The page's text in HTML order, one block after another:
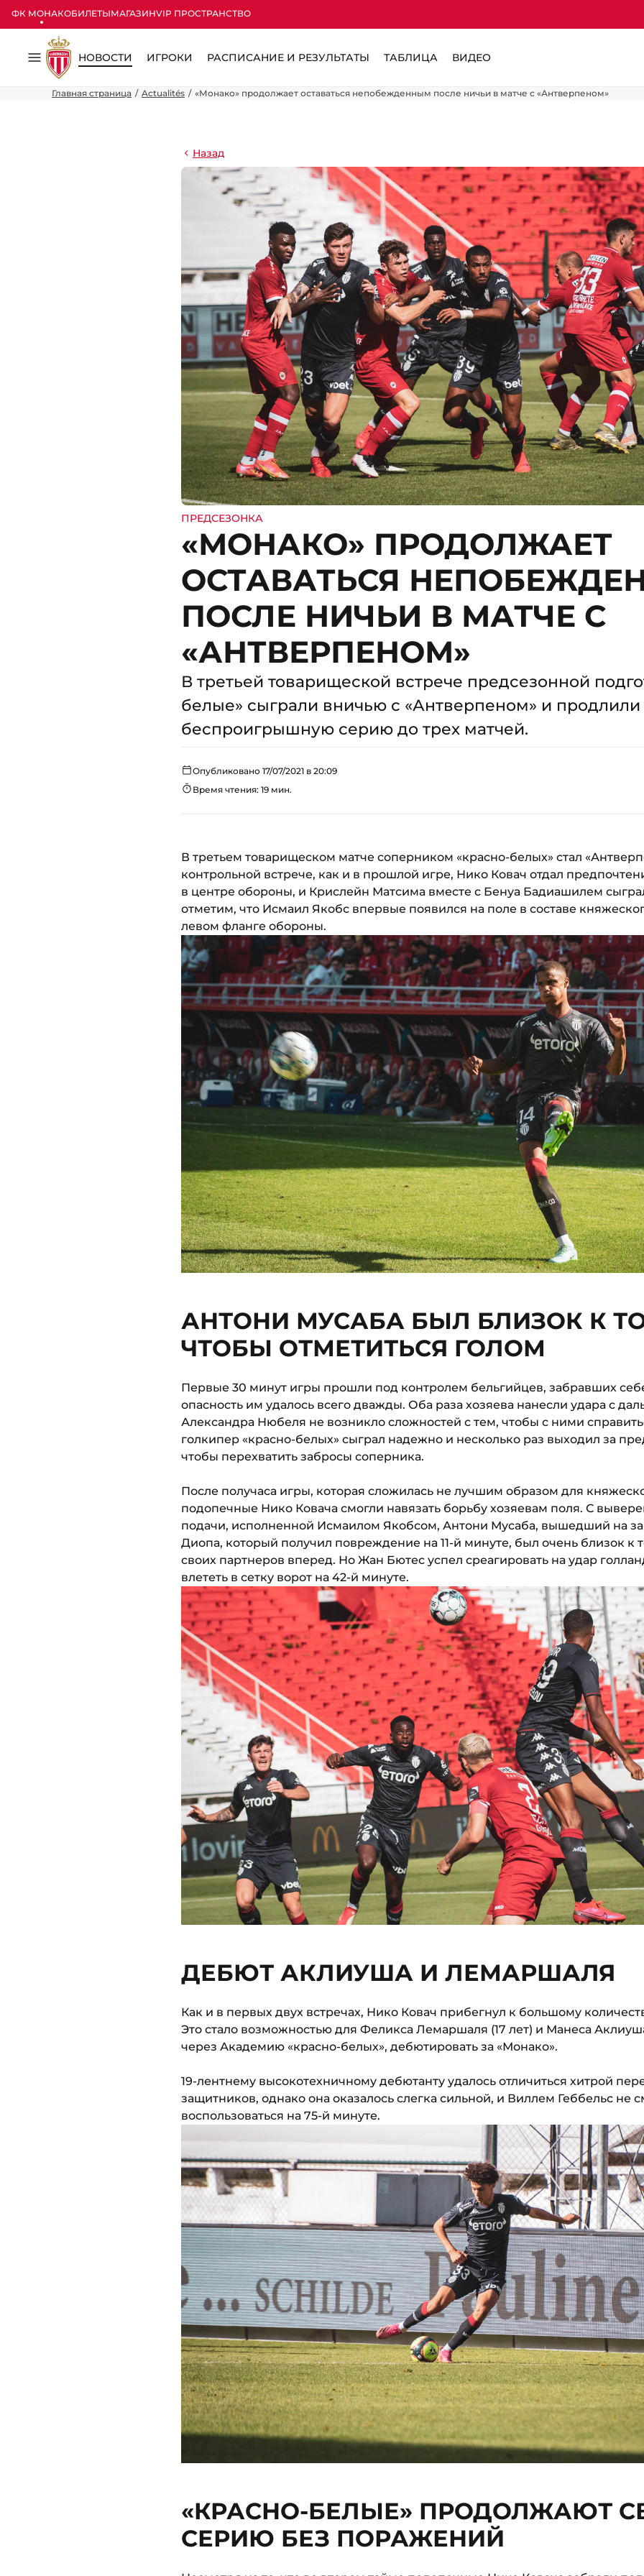
ФК МОНАКОБИЛЕТЫМАГАЗИНVIP ПРОСТРАНСТВО
Меню
НОВОСТИ ИГРОКИ РАСПИСАНИЕ И РЕЗУЛЬТАТЫ ТАБЛИЦА ВИДЕО
Главная страница Actualités «Монако» продолжает оставаться непобежденным после ничьи в матче с «Антверпеном»
Назад
ПРЕДСЕЗОНКА
«МОНАКО» ПРОДОЛЖАЕТ
ОСТАВАТЬСЯ
ПОСЛЕ НИЧЬИ В МАТЧЕ С
«АНТВЕРПЕНОМ»
В третьей товарищеской встрече предсезонной
белые» сыграли вничью с «Антверпеном» и
беспроигрышную серию до трех матчей.
Опубликовано 17/07/2021 в 20:09
Время чтения: 19 мин.
В третьем товарищеском матче соперником «красно-белых» стал
контрольной встрече, как и в прошлой игре, Нико Ковач отдал
в центре обороны, и Крислейн Матсима вместе с Бенуа Бадиашилем
отметим, что Исмаил Якобс впервые появился на поле в составе
левом фланге обороны.
АНТОНИ МУСАБА БЫЛ БЛИЗОК К
ЧТОБЫ ОТМЕТИТЬСЯ ГОЛОМ
Первые 30 минут игры прошли под контролем бельгийцев, забравших
опасность им удалось всего дважды. Оба раза хозяева нанесли удара с
Александра Нюбеля не возникло сложностей с тем, чтобы с ними
голкипер «красно-белых» сыграл надежно и несколько раз выходил за
чтобы перехватить забросы соперника.
После получаса игры, которая сложилась не лучшим образом для
подопечные Нико Ковача смогли навязать борьбу хозяевам поля. С
подачи, исполненной Исмаилом Якобсом, Антони Мусаба, вышедший на
Диопа, который получил повреждение на 11-й минуте, был очень близок к
своих партнеров вперед. Но Жан Бютес успел среагировать на удар
влететь в сетку ворот на 42-й минуте.
ДЕБЮТ АКЛИУША И ЛЕМАРШАЛЯ
Как и в первых двух встречах, Нико Ковач прибегнул к большому
Это стало возможностью для Феликса Лемаршаля (17 лет) и Манеса
через Академию «красно-белых», дебютировать за «Монако».
19-лентнему высокотехничному дебютанту удалось отличиться хитрой
защитников, однако она оказалось слегка сильной, и Виллем Геббельс не
воспользоваться на 75-й минуте.
«КРАСНО-БЕЛЫЕ» ПРОДОЛЖАЮТ
СЕРИЮ БЕЗ ПОРАЖЕНИЙ